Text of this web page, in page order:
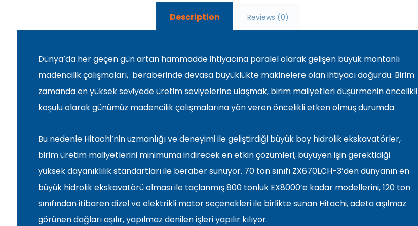
Description Reviews (0)
Dünya’da her geçen gün artan hammadde ihtiyacına paralel olarak gelişen büyük montanlı
madencilik çalışmaları, beraberinde devasa büyüklükte makinelere olan ihtiyacı doğurdu. Birim
zamanda en yüksek seviyede üretim seviyelerine ulaşmak, birim maliyetleri düşürmenin öncelikli
koşulu olarak günümüz madencilik çalışmalarına yön veren öncelikli etken olmuş durumda.
Bu nedenle Hitachi’nin uzmanlığı ve deneyimi ile geliştirdiği büyük boy hidrolik ekskavatörler,
birim üretim maliyetlerini minimuma indirecek en etkin çözümleri, büyüyen işin gerektidiği
yüksek dayanıklılık standartları ile beraber sunuyor. 70 ton sınıfı ZX670LCH-3’den dünyanın en
büyük hidrolik ekskavatörü olması ile taçlanmış 800 tonluk EX8000’e kadar modellerini, 120 ton
sınıfından itibaren dizel ve elektrikli motor seçenekleri ile birlikte sunan Hitachi, adeta aşılmaz
görünen dağları aşılır, yapılmaz denilen işleri yapılır kılıyor.